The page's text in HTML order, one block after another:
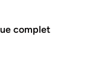
complet